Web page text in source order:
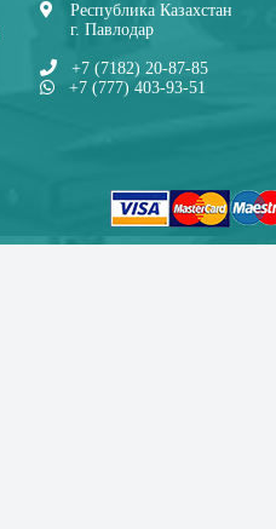
Республика Казахстан
г. Павлодар
+7 (7182) 20-87-85
+7 (777) 403-93-51